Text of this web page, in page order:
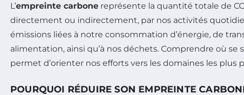
L’empreinte carbone représente la quantité totale de
directement ou indirectement, par nos activités
émissions liées à notre consommation d’énergie, de
alimentation, ainsi qu’à nos déchets. Comprendre où
permet d’orienter nos efforts vers les domaines les plus
POURQUOI RÉDUIRE SON EMPREINTE